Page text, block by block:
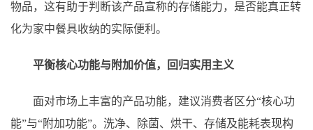
物品，这有助于判断该产品宣称的存储能力，是否能真正转
化为家中餐具收纳的实际便利。
平衡核心功能与附加价值，回归实用主义
面对市场上丰富的产品功能，建议消费者区分“核心功
能”与“附加功能”。洗净、除菌、烘干、存储及能耗表现构